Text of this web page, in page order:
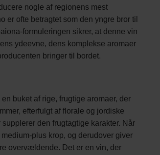
nogle af regionens mest
ofte betragtet som den yngre bror til
formuleringen sikrer, at denne vin
ydeevne, dens komplekse aromaer
bringer til bordet.
buket af rige, frugtige aromaer, der
efterfulgt af florale og jordiske
den frugtagtige karakter. Når
plus krop, og derudover giver
overvældende. Det er en vin, der